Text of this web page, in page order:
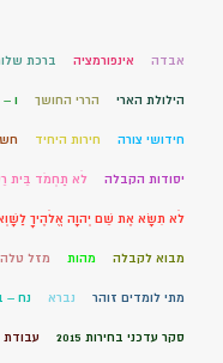
אבדה אינפורמציה ברכת
הילולת הארי הררי החושך ו
חידושי צורה חירות היחיד
יסודות הקבלה לֹא תַחְמֹד בֵּית
לֹא תִשָּׂא אֶת שֵׁם יְהוָה אֱלֹהֶיךָ לַשָּׁוְא
מבוא לקבלה מהות מזל טלה
מתי לומדים זוהר נברא נח –
סקר עדכני בחירות 2015 עבודת